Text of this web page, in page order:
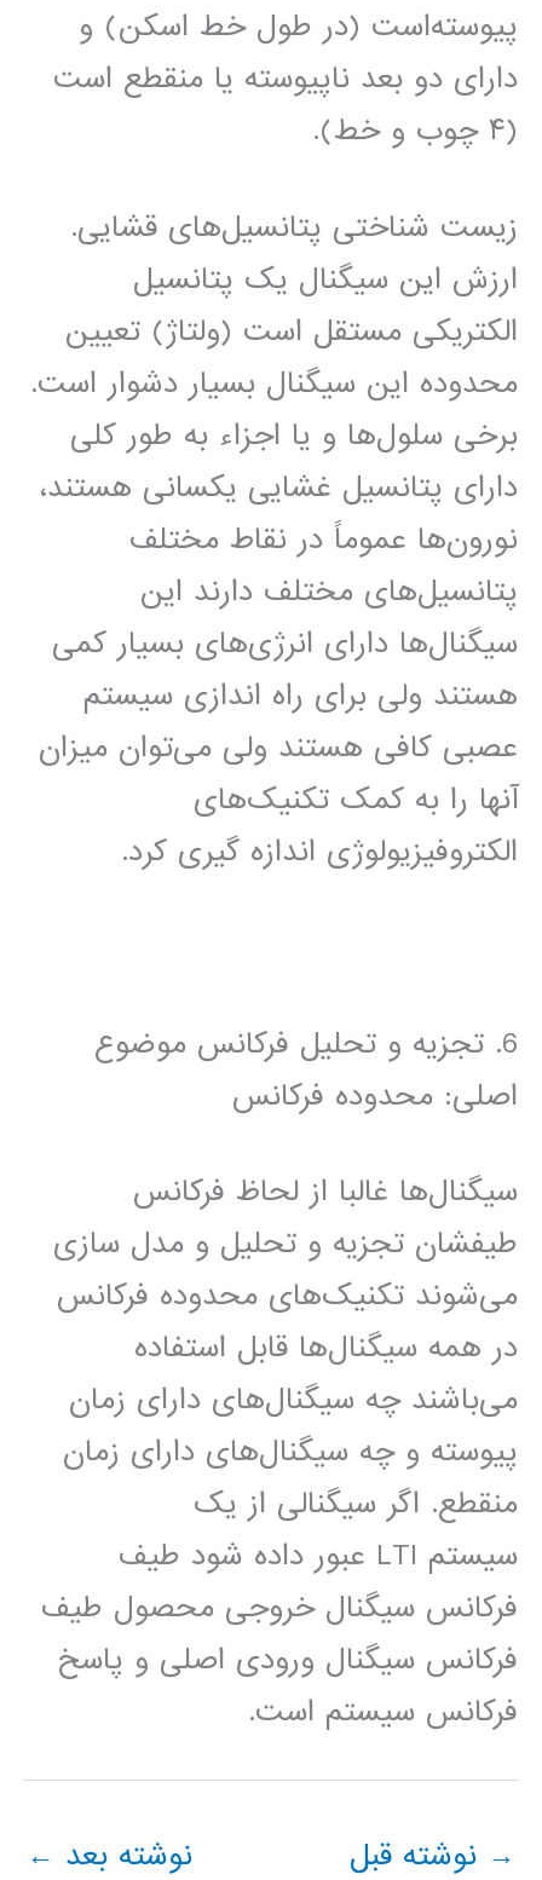
پیوسته‌است (در طول خط اسکن) و
دارای دو بعد ناپیوسته یا منقطع است
(۴ چوب و خط).
زیست شناختی پتانسیل‌های قشایی.
ارزش این سیگنال یک پتانسیل
الکتریکی مستقل است (ولتاژ) تعیین
محدوده این سیگنال بسیار دشوار است.
برخی سلول‌ها و یا اجزاء به طور کلی
دارای پتانسیل غشایی یکسانی هستند،
نورون‌ها عموماً در نقاط مختلف
پتانسیل‌های مختلف دارند این
سیگنال‌ها دارای انرژی‌های بسیار کمی
هستند ولی برای راه اندازی سیستم
عصبی کافی هستند ولی می‌توان میزان
آنها را به کمک تکنیک‌های
الکتروفیزیولوژی اندازه گیری کرد.
6. تجزیه و تحلیل فرکانس موضوع
اصلی: محدوده فرکانس
سیگنال‌ها غالبا از لحاظ فرکانس
طیفشان تجزیه و تحلیل و مدل سازی
می‌شوند تکنیک‌های محدوده فرکانس
در همه سیگنال‌ها قابل استفاده
می‌باشند چه سیگنال‌های دارای زمان
پیوسته و چه سیگنال‌های دارای زمان
منقطع. اگر سیگنالی از یک
سیستم LTI عبور داده شود طیف
فرکانس سیگنال خروجی محصول طیف
فرکانس سیگنال ورودی اصلی و پاسخ
فرکانس سیستم است.
→ نوشته قبل نوشته بعد ←